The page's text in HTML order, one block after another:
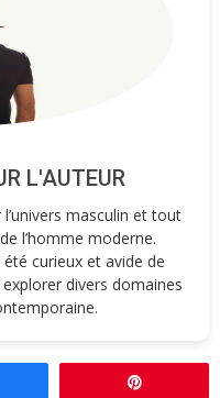
L'AUTEUR
masculin et tout
l’homme moderne.
curieux et avide de
divers domaines